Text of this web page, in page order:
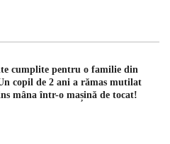
cumplite pentru o familie din
copil de 2 ani a rămas mutilat
mâna într-o mașină de tocat!